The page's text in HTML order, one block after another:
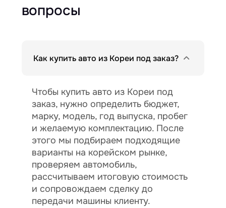
вопросы
Как купить авто из Кореи под заказ?
Чтобы купить авто из Кореи под
заказ, нужно определить бюджет,
марку, модель, год выпуска, пробег
и желаемую комплектацию. После
этого мы подбираем подходящие
варианты на корейском рынке,
проверяем автомобиль,
рассчитываем итоговую стоимость
и сопровождаем сделку до
передачи машины клиенту.